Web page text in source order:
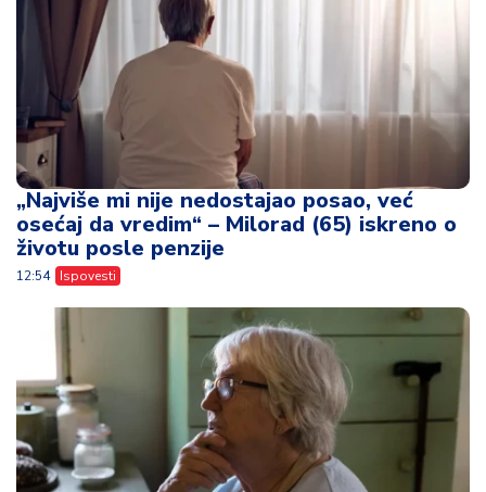
„Najviše mi nije nedostajao posao, već
osećaj da vredim“ – Milorad (65) iskreno o
životu posle penzije
12:54 Ispovesti